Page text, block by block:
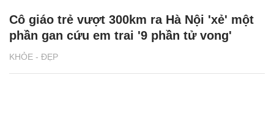
KHỎE - ĐẸP
Cô giáo trẻ vượt 300km ra Hà Nội 'xẻ' một
phần gan cứu em trai '9 phần tử vong'